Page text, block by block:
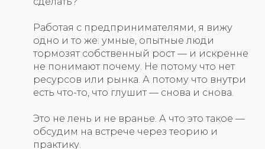
Работая с предпринимателями, я вижу
одно и то же: умные, опытные люди
тормозят собственный рост — и искренне
не понимают почему. Не потому что нет
ресурсов или рынка. А потому что внутри
есть что-то, что глушит — снова и снова.
Это не лень и не вранье. А что это такое —
обсудим на встрече через теорию и
практику.